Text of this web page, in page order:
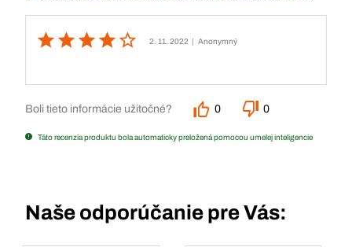
2. 11. 2022 | Anonymný
Boli tieto informácie užitočné? 0 0
Táto recenzia produktu bola automaticky preložená pomocou umelej inteligencie
Naše odporúčanie pre Vás: